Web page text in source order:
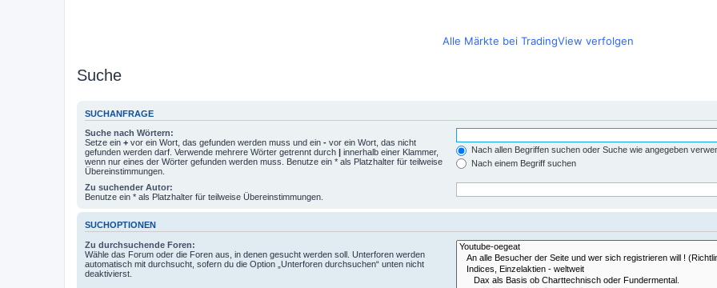
Alle Märkte bei TradingView verfolgen
Suche
SUCHANFRAGE
Suche nach Wörtern:
Setze ein + vor ein Wort, das gefunden werden muss und ein - vor ein Wort, das nicht
gefunden werden darf. Verwende mehrere Wörter getrennt durch | innerhalb einer Klammer,
wenn nur eines der Wörter gefunden werden muss. Benutze ein * als Platzhalter für teilweise
Übereinstimmungen.
Nach allen Begriffen suchen oder Suche wie angegeben
Nach einem Begriff suchen
Zu suchender Autor:
Benutze ein * als Platzhalter für teilweise Übereinstimmungen.
SUCHOPTIONEN
Zu durchsuchende Foren:
Wähle das Forum oder die Foren aus, in denen gesucht werden soll. Unterforen werden
automatisch mit durchsucht, sofern du die Option „Unterforen durchsuchen“ unten nicht
deaktivierst.